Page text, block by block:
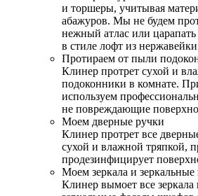
и торшеры, учитывая
абажуров. Мы не будем
нежный атлас или
в стиле лофт из
Протираем от пыли
Клинер протрет сухой и
подоконники в комнате.
используем
не повреждающие
Моем дверные ручки
Клинер протрет все
сухой и влажной тряпкой,
продезинфицирует
Моем зеркала и зеркальные
Клинер вымоет все зеркала